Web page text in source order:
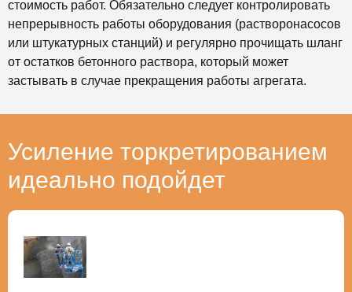
стоимость работ. Обязательно следует контролировать
непрерывность работы оборудования (растворонасосов
или штукатурных станций) и регулярно прочищать шланг
от остатков бетонного раствора, который может
застывать в случае прекращения работы агрегата.
Усиление торкретированием
идеально подойдет